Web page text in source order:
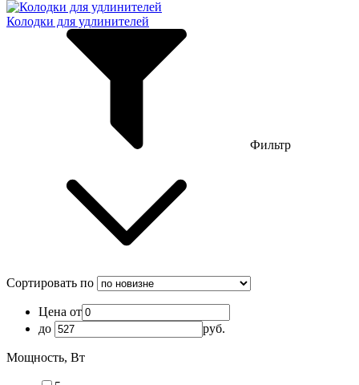
Колодки для удлинителей
Фильтр
Сортировать по
Цена от
до
руб.
Мощность, Вт